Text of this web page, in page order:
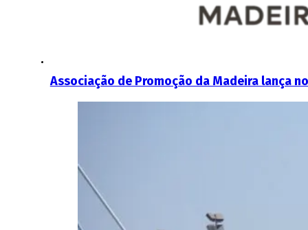
Associação de Promoção da Madeira lança